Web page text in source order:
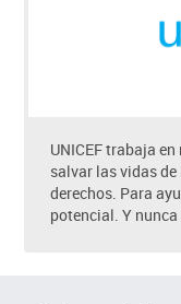
UNICEF trabaja
salvar las vidas
derechos. Para
potencial. Y nunca